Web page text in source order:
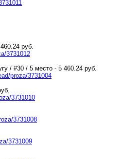
руб.
3731012
/ #30 / 5 место - 5 460.24 руб.
proza/3731004
3731010
3731008
3731009